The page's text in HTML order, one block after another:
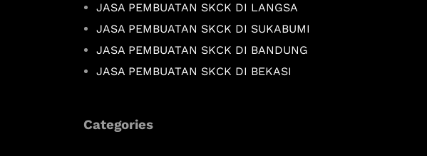
JASA PEMBUATAN SKCK DI LANGSA
JASA PEMBUATAN SKCK DI SUKABUMI
JASA PEMBUATAN SKCK DI BANDUNG
JASA PEMBUATAN SKCK DI BEKASI
Categories